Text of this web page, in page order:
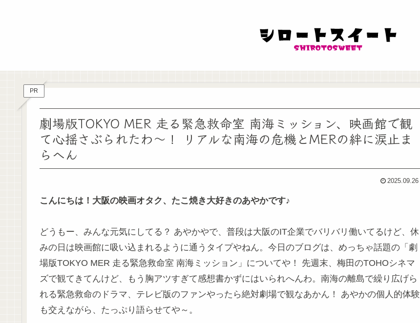
PR
劇場版TOKYO MER 走る緊急救命室 南海ミッション、映画館で観
て心揺さぶられたわ～！ リアルな南海の危機とMERの絆に涙止ま
らへん
2025.09.26
こんにちは！大阪の映画オタク、たこ焼き大好きのあやかです♪
どうもー、みんな元気にしてる？ あやかやで、普段は大阪のIT企業でバリバリ働いてるけど、休
みの日は映画館に吸い込まれるように通うタイプやねん。今日のブログは、めっちゃ話題の「劇
場版TOKYO MER 走る緊急救命室 南海ミッション」についてや！ 先週末、梅田のTOHOシネマ
ズで観てきてんけど、もう胸アツすぎて感想書かずにはいられへんわ。南海の離島で繰り広げら
れる緊急救命のドラマ、テレビ版のファンやったら絶対劇場で観なあかん！ あやかの個人的体験
も交えながら、たっぷり語らせてや～。